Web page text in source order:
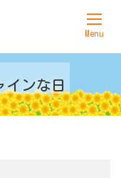
インな日